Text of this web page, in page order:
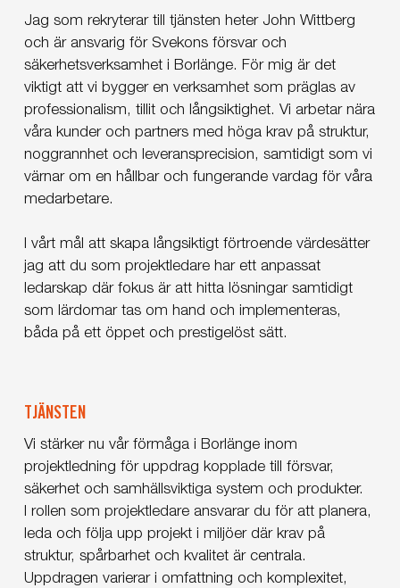
Jag som rekryterar till tjänsten heter John Wittberg
och är ansvarig för Svekons försvar och
säkerhetsverksamhet i Borlänge. För mig är det
viktigt att vi bygger en verksamhet som präglas av
professionalism, tillit och långsiktighet. Vi arbetar nära
våra kunder och partners med höga krav på struktur,
noggrannhet och leveransprecision, samtidigt som vi
värnar om en hållbar och fungerande vardag för våra
medarbetare.
I vårt mål att skapa långsiktigt förtroende värdesätter
jag att du som projektledare har ett anpassat
ledarskap där fokus är att hitta lösningar samtidigt
som lärdomar tas om hand och implementeras,
båda på ett öppet och prestigelöst sätt.
TJÄNSTEN
Vi stärker nu vår förmåga i Borlänge inom
projektledning för uppdrag kopplade till försvar,
säkerhet och samhällsviktiga system och produkter.
I rollen som projektledare ansvarar du för att planera,
leda och följa upp projekt i miljöer där krav på
struktur, spårbarhet och kvalitet är centrala.
Uppdragen varierar i omfattning och komplexitet,